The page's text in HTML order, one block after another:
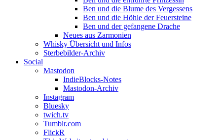
Ben und die Blume des Vergessens
Ben und die Höhle der Feuersteine
Ben und der gefangene Drache
Neues aus Zarmonien
Whisky Übersicht und Infos
Sterbebilder-Archiv
Social
Mastodon
IndieBlocks-Notes
Mastodon-Archiv
Instagram
Bluesky
twich.tv
Tumblr.com
FlickR